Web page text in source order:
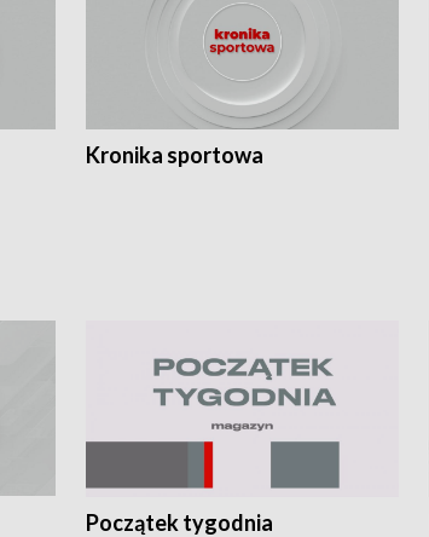
Kronika sportowa
Początek tygodnia